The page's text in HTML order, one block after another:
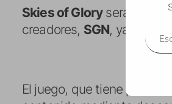
Skies of Gloryserá un
creadores, SGN, ya tienen
El juego, que tiene